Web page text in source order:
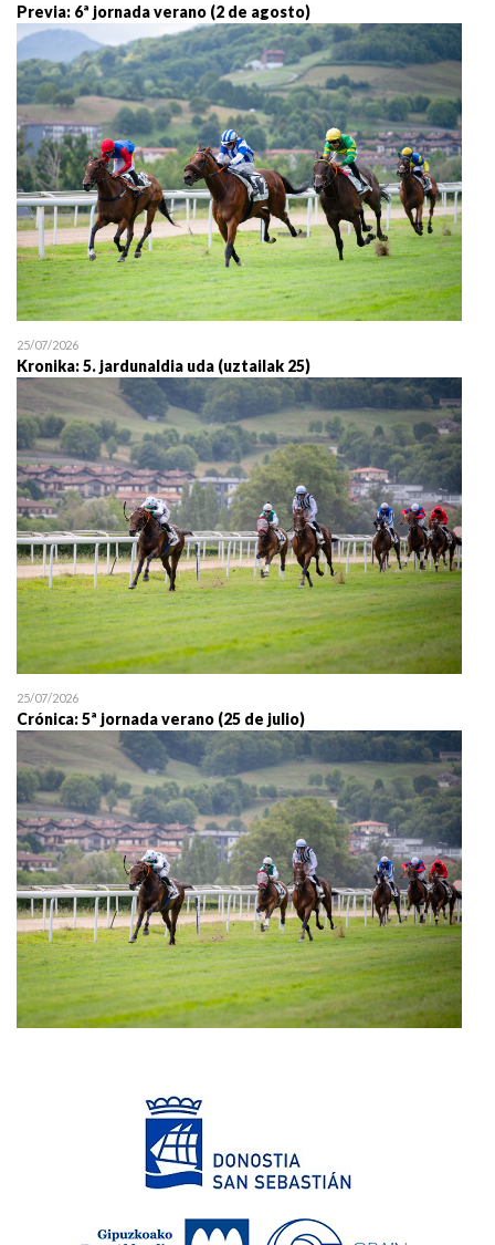
Previa: 6ª jornada verano (2 de agosto)
25/07/2026
Kronika: 5. jardunaldia uda (uztailak 25)
25/07/2026
Crónica: 5ª jornada verano (25 de julio)